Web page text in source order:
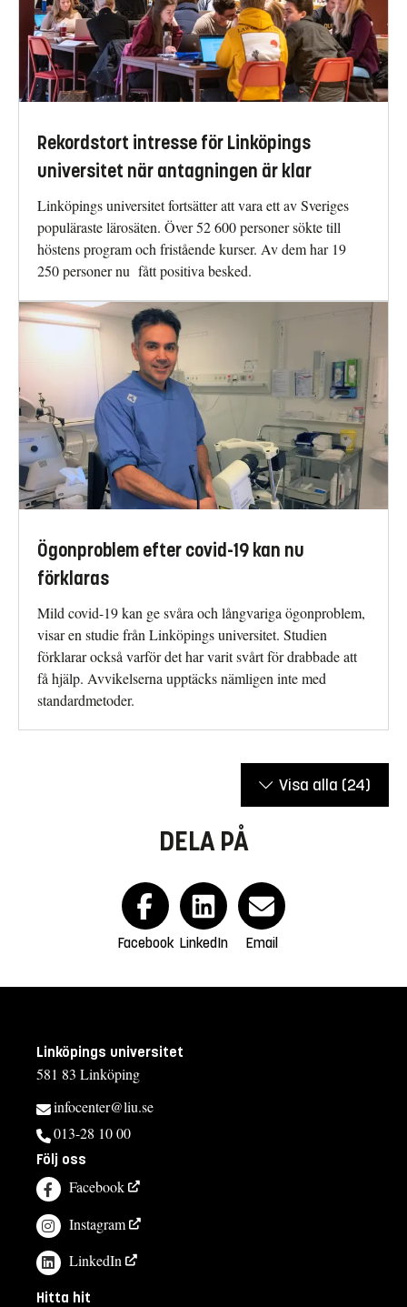
Rekordstort intresse för Linköpings
universitet när antagningen är klar
Linköpings universitet fortsätter att vara ett av Sveriges
populäraste lärosäten. Över 52 600 personer sökte till
höstens program och fristående kurser. Av dem har 19
250 personer nu fått positiva besked.
Ögonproblem efter covid-19 kan nu
förklaras
Mild covid-19 kan ge svåra och långvariga ögonproblem,
visar en studie från Linköpings universitet. Studien
förklarar också varför det har varit svårt för drabbade att
få hjälp. Avvikelserna upptäcks nämligen inte med
standardmetoder.
Visa alla (24)
DELA PÅ
Facebook LinkedIn Email
Linköpings universitet
581 83 Linköping
infocenter@liu.se
013-28 10 00
Följ oss
Facebook
Instagram
LinkedIn
Hitta hit